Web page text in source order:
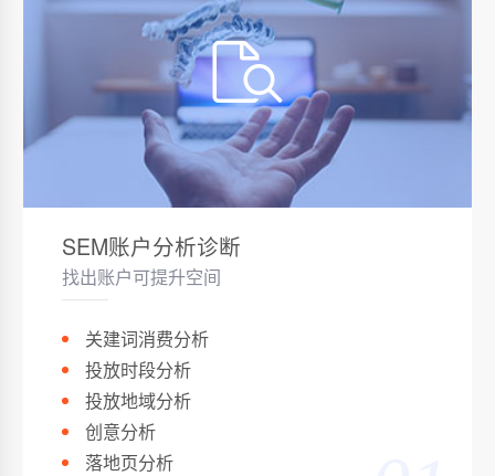
SEM账户分析诊断
找出账户可提升空间
关建词消费分析
投放时段分析
投放地域分析
创意分析
落地页分析